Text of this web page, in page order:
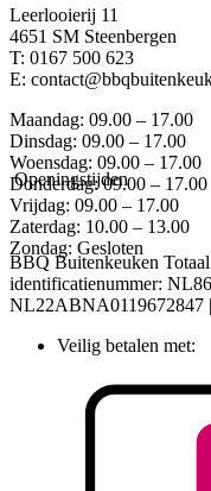
Leerlooierij 11
4651 SM Steenbergen
T: 0167 500 623
E:
Maandag: 09.00 – 17.00
Dinsdag: 09.00 – 17.00
Woensdag: 09.00 – 17.00
Donderdag: 09.00 – 17.00
Vrijdag: 09.00 – 17.00
Zaterdag: 10.00 – 13.00
Zondag: Gesloten
Openingstijden
BBQ Buitenkeuken
identificatienummer:
Veilig betalen met: